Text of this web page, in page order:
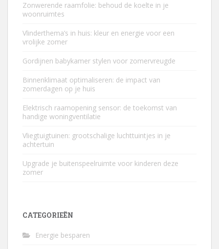
Zonwerende raamfolie: behoud de koelte in je
woonruimtes
Vlinderthema’s in huis: kleur en energie voor een
vrolijke zomer
Gordijnen babykamer stylen voor zomervreugde
Binnenklimaat optimaliseren: de impact van
zomerdagen op je huis
Elektrisch raamopening sensor: de toekomst van
handige woningventilatie
Vliegtuigtuinen: grootschalige luchttuintjes in je
achtertuin
Upgrade je buitenspeelruimte voor kinderen deze
zomer
CATEGORIEËN
Energie besparen